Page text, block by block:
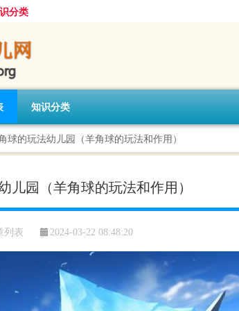
分类
知识分类
球的玩法幼儿园（羊角球的玩法和作用）
儿园（羊角球的玩法和作用）
列表 2024-03-22 08:48:20